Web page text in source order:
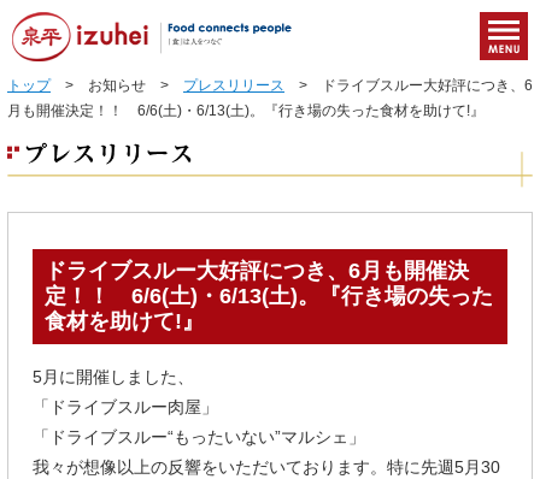
トップ> お知らせ > プレスリリース > ドライブスルー大好評につき、6
月も開催決定！！ 6/6(土)・6/13(土)。『行き場の失った食材を助けて!』
ドライブスルー大好評につき、6月も開催決
定！！ 6/6(土)・6/13(土)。『行き場の失った
食材を助けて!』
5月に開催しました、
「ドライブスルー肉屋」
「ドライブスルー“もったいない”マルシェ」
我々が想像以上の反響をいただいております。特に先週5月30